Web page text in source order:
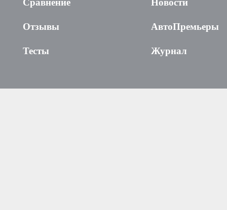
Сравнение
Отзывы
Тесты
Новости
АвтоПремьеры
Журнал